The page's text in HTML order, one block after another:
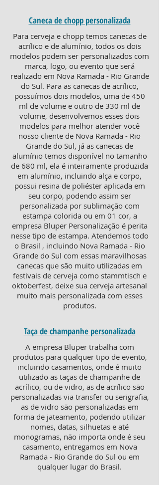
Caneca de chopp personalizada
Para cerveja e chopp temos canecas de
acrílico e de alumínio, todos os dois
modelos podem ser personalizados com
marca, logo, ou evento que será
realizado em Nova Ramada - Rio Grande
do Sul. Para as canecas de acrílico,
possuímos dois modelos, uma de 450
ml de volume e outro de 330 ml de
volume, desenvolvemos esses dois
modelos para melhor atender você
nosso cliente de Nova Ramada - Rio
Grande do Sul, já as canecas de
alumínio temos disponível no tamanho
de 680 ml, ela é inteiramente produzida
em alumínio, incluindo alça e corpo,
possui resina de poliéster aplicada em
seu corpo, podendo assim ser
personalizada por sublimação com
estampa colorida ou em 01 cor, a
empresa Bluper Personalização é perita
nesse tipo de estampa. Atendemos todo
o Brasil , incluindo Nova Ramada - Rio
Grande do Sul com essas maravilhosas
canecas que são muito utilizadas em
festivais de cerveja como stammtisch e
oktoberfest, deixe sua cerveja artesanal
muito mais personalizada com esses
produtos.
Taça de champanhe personalizada
A empresa Bluper trabalha com
produtos para qualquer tipo de evento,
incluindo casamentos, onde é muito
utilizado as taças de champanhe de
acrílico, ou de vidro, as de acrílico são
personalizadas via transfer ou serigrafia,
as de vidro são personalizadas em
forma de jateamento, podendo utilizar
nomes, datas, silhuetas e até
monogramas, não importa onde é seu
casamento, entregamos em Nova
Ramada - Rio Grande do Sul ou em
qualquer lugar do Brasil.